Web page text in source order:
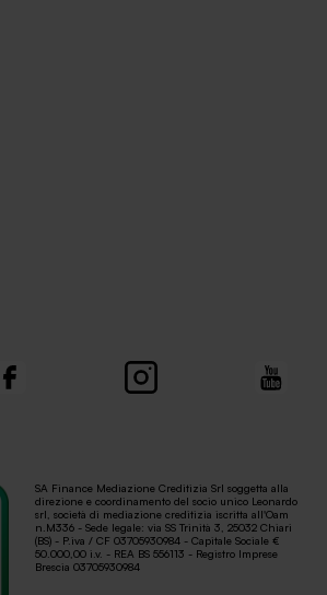
SA Finance Mediazione Creditizia Srl soggetta alla
direzione e coordinamento del socio unico Leonardo
srl, società di mediazione creditizia iscritta all'Oam
n.M336 - Sede legale: via SS Trinità 3, 25032 Chiari
(BS) - P.iva / CF 03705930984 - Capitale Sociale €
50.000,00 i.v. - REA BS 556113 - Registro Imprese
Brescia 03705930984